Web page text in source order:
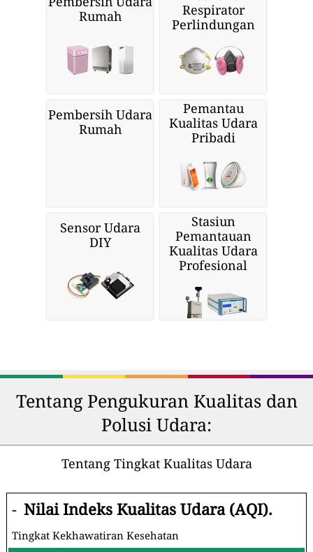
Rumah
Respirator
Perlindungan
Pembersih Udara
Rumah
Pemantau
Kualitas Udara
Pribadi
Sensor Udara
DIY
Stasiun
Pemantauan
Kualitas Udara
Profesional
Tentang Pengukuran Kualitas dan
Polusi Udara:
Tentang Tingkat Kualitas Udara
- Nilai Indeks Kualitas Udara (AQI).
Tingkat Kekhawatiran Kesehatan